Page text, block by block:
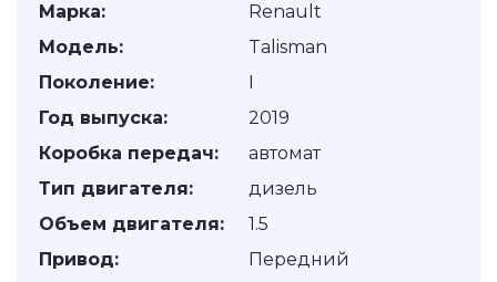
Марка:
Renault
Модель:
Talisman
Поколение:
I
Год выпуска:
2019
Коробка передач:
автомат
Тип двигателя:
дизель
Объем двигателя:
1.5
Привод:
Передний